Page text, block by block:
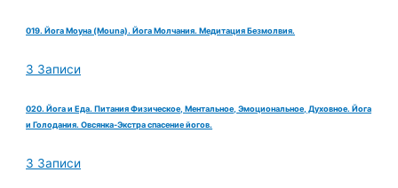
019. Йога Моуна (Mouna). Йога Молчания. Медитация Безмолвия.
3 Записи
020. Йога и Еда. Питания Физическое, Ментальное, Эмоциональное, Духовное. Йога
и Голодания. Овсянка-Экстра спасение йогов.
3 Записи